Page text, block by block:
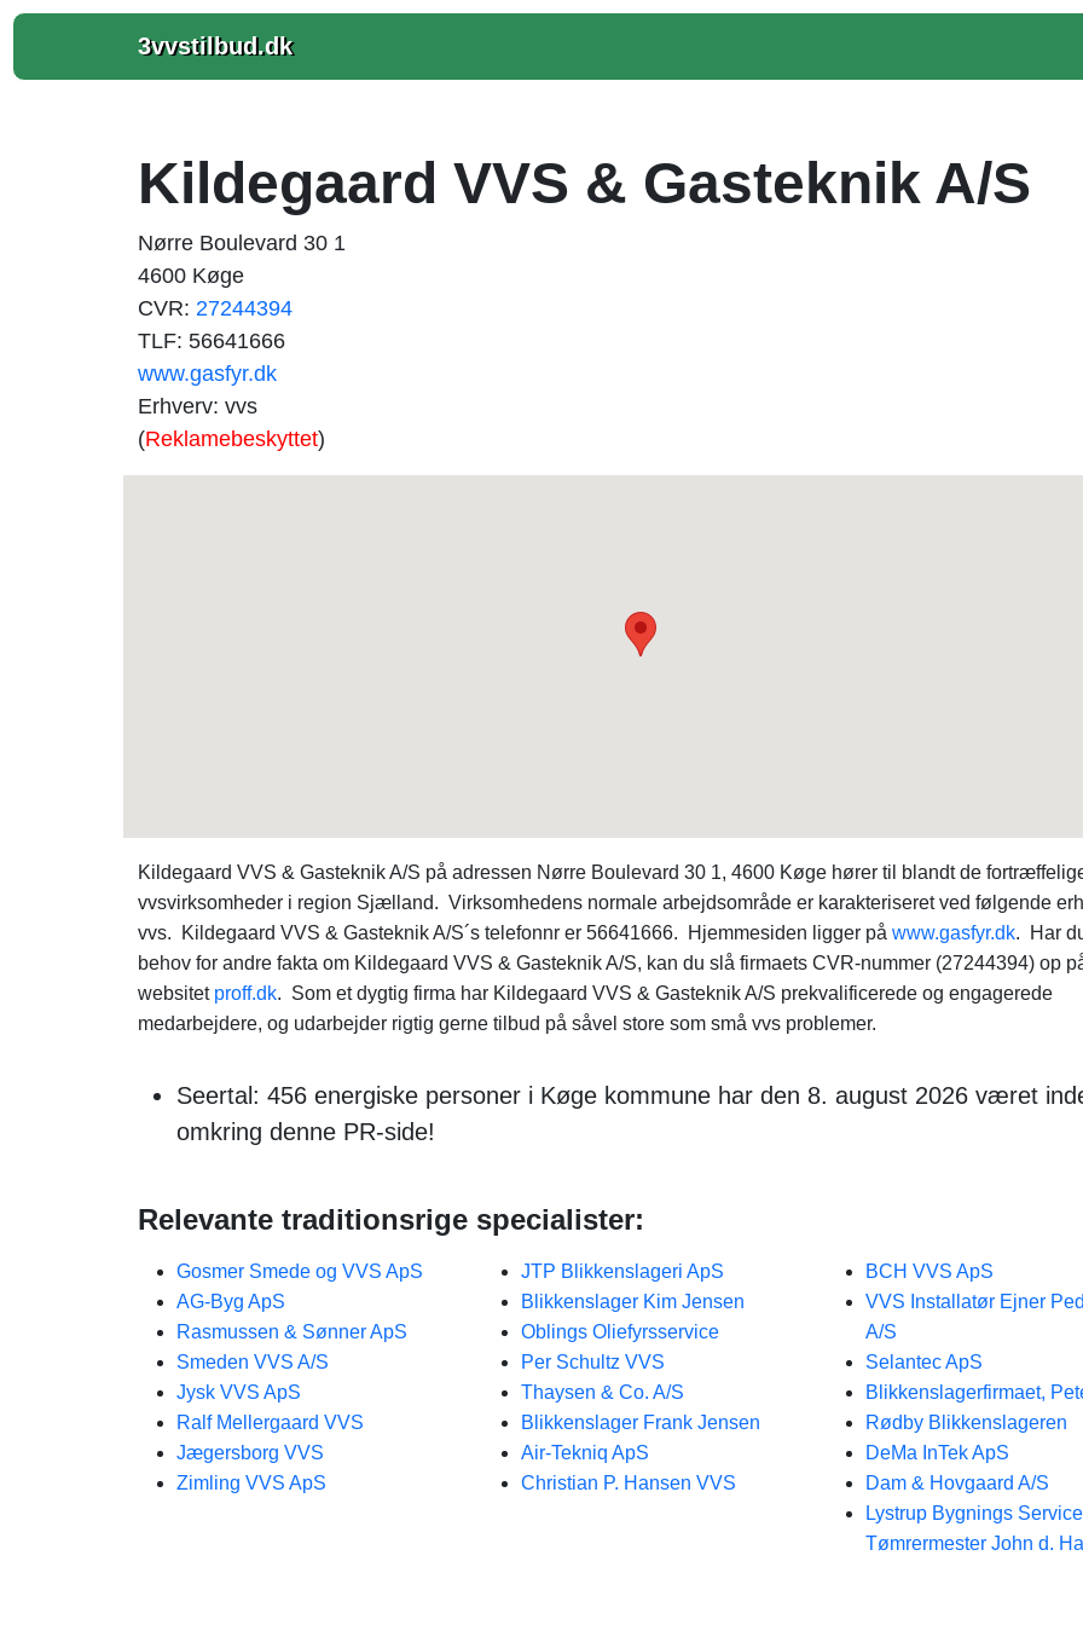
3vvstilbud.dk
Kildegaard VVS & Gasteknik A/S
Nørre Boulevard 30 1
4600 Køge
CVR: 27244394
TLF: 56641666
www.gasfyr.dk
Erhverv: vvs
(Reklamebeskyttet)
Kildegaard VVS & Gasteknik A/S på adressen Nørre Boulevard 30 1, 4600 Køge hører til blandt de
vvsvirksomheder i region Sjælland. Virksomhedens normale arbejdsområde er karakteriseret ved følgende
vvs. Kildegaard VVS & Gasteknik A/S´s telefonnr er 56641666. Hjemmesiden ligger på www.gasfyr.dk. Har
behov for andre fakta om Kildegaard VVS & Gasteknik A/S, kan du slå firmaets CVR-nummer (27244394) op
websitet proff.dk. Som et dygtig firma har Kildegaard VVS & Gasteknik A/S prekvalificerede og engagerede
medarbejdere, og udarbejder rigtig gerne tilbud på såvel store som små vvs problemer.
Seertal: 456 energiske personer i Køge kommune har den 8. august 2026 været
omkring denne PR-side!
Relevante traditionsrige specialister:
Gosmer Smede og VVS ApS
AG-Byg ApS
Rasmussen & Sønner ApS
Smeden VVS A/S
Jysk VVS ApS
Ralf Mellergaard VVS
Jægersborg VVS
Zimling VVS ApS
JTP Blikkenslageri ApS
Blikkenslager Kim Jensen
Oblings Oliefyrsservice
Per Schultz VVS
Thaysen & Co. A/S
Blikkenslager Frank Jensen
Air-Tekniq ApS
Christian P. Hansen VVS
BCH VVS ApS
VVS Installatør Ejner
A/S
Selantec ApS
Blikkenslagerfirmaet,
Rødby Blikkenslageren
DeMa InTek ApS
Dam & Hovgaard A/S
Lystrup Bygnings
Tømrermester John d.